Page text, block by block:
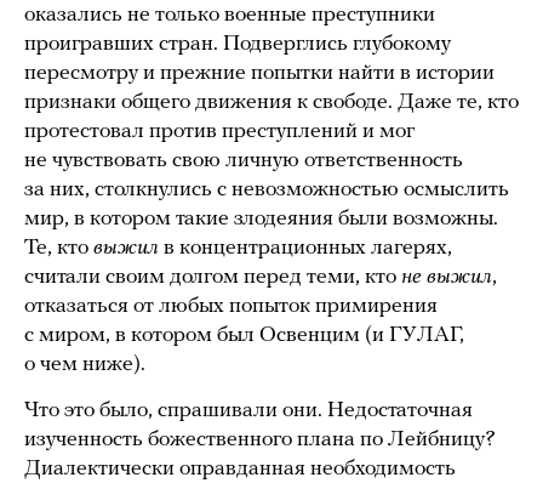
оказались не только военные преступники
проигравших стран. Подверглись глубокому
пересмотру и прежние попытки найти в истории
признаки общего движения к свободе. Даже те, кто
протестовал против преступлений и мог
не чувствовать свою личную ответственность
за них, столкнулись с невозможностью осмыслить
мир, в котором такие злодеяния были возможны.
Те, кто выжил в концентрационных лагерях,
считали своим долгом перед теми, кто не выжил,
отказаться от любых попыток примирения
с миром, в котором был Освенцим (и ГУЛАГ,
о чем ниже).
Что это было, спрашивали они. Недостаточная
изученность божественного плана по Лейбницу?
Диалектически оправданная необходимость